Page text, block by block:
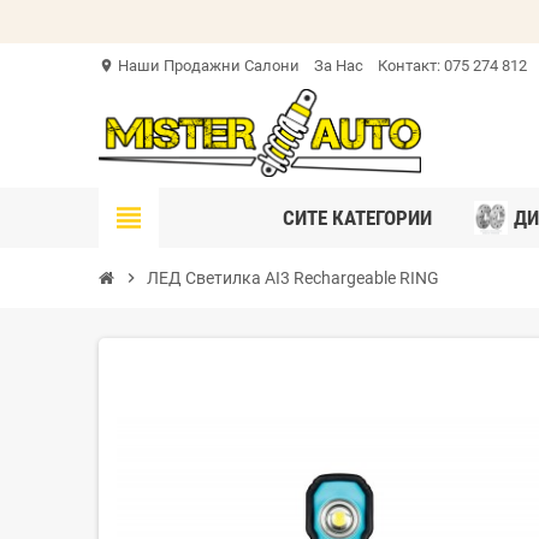
location_on Наши Продажни Салони За Нас Контакт: 075 274 812
view_headline СИТЕ КАТЕГОРИИ
chevron_right ЛЕД Светилка AI3 Rechargeable RING